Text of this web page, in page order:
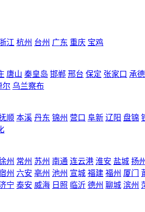
江 杭州 台州 广东 重庆 宝鸡
唐山 秦皇岛 邯郸 邢台 保定 张家口 承德
尔 乌兰察布
顺 本溪 丹东 锦州 营口 阜新 辽阳 盘锦
州 常州 苏州 南通 连云港 淮安 盐城 扬州
州 六安 亳州 池州 宣城 福建 福州 厦门
宁 泰安 威海 日照 临沂 德州 聊城 滨州